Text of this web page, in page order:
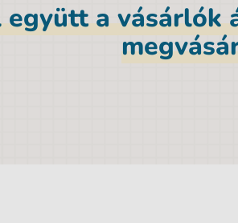
együtt a